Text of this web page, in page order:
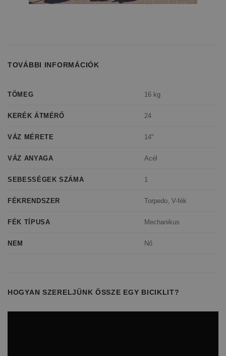
TOVÁBBI INFORMÁCIÓK
TÖMEG 16 kg
KERÉK ÁTMÉRŐ 24
VÁZ MÉRETE 14"
VÁZ ANYAGA Acél
SEBESSÉGEK SZÁMA 1
FÉKRENDSZER Torpedo, V-fék
FÉK TÍPUSA Mechanikus
NEM Nő
HOGYAN SZERELJÜNK ÖSSZE EGY BICIKLIT?